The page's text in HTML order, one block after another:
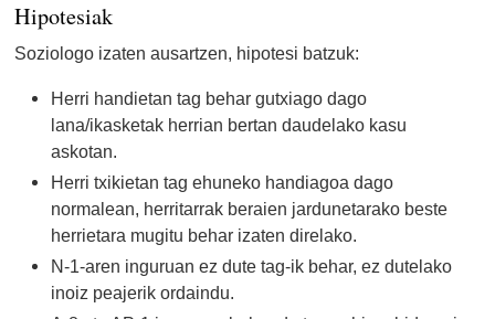
Hipotesiak
Soziologo izaten ausartzen, hipotesi batzuk:
Herri handietan tag behar gutxiago dago
lana/ikasketak herrian bertan daudelako kasu
askotan.
Herri txikietan tag ehuneko handiagoa dago
normalean, herritarrak beraien jardunetarako beste
herrietara mugitu behar izaten direlako.
N-1-aren inguruan ez dute tag-ik behar, ez dutelako
inoiz peajerik ordaindu.